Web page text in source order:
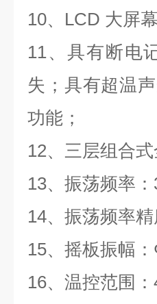
10、 LCD 大屏
11、具有断电
失；具有超温
功能；
12、三层组合
13、振荡频率：
14、振荡频率
15、摇板振幅
16、温控范围：